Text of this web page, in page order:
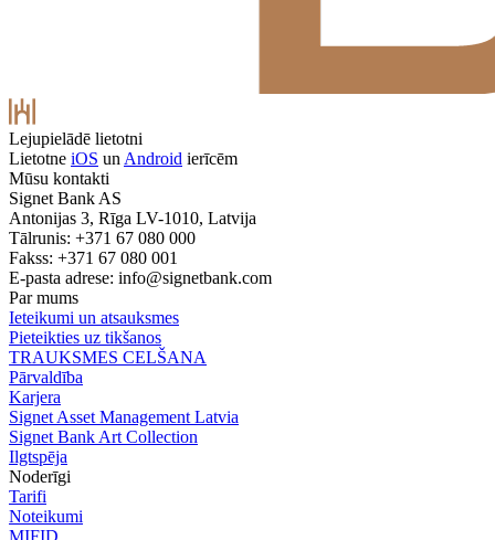
Lejupielādē lietotni
Lietotne iOS un Android ierīcēm
Mūsu kontakti
Signet Bank AS
Antonijas 3, Rīga LV-1010, Latvija
Tālrunis: +371 67 080 000
Fakss: +371 67 080 001
E-pasta adrese: info@signetbank.com
Par mums
Ieteikumi un atsauksmes
Pieteikties uz tikšanos
TRAUKSMES CELŠANA
Pārvaldība
Karjera
Signet Asset Management Latvia
Signet Bank Art Collection
Ilgtspēja
Noderīgi
Tarifi
Noteikumi